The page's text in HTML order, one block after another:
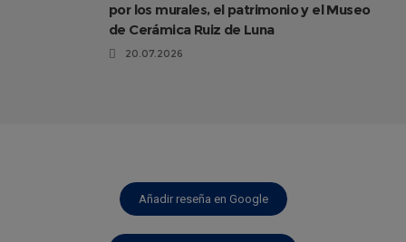
por los murales, el patrimonio y el Museo
de Cerámica Ruiz de Luna
20.07.2026
Añadir reseña en Google